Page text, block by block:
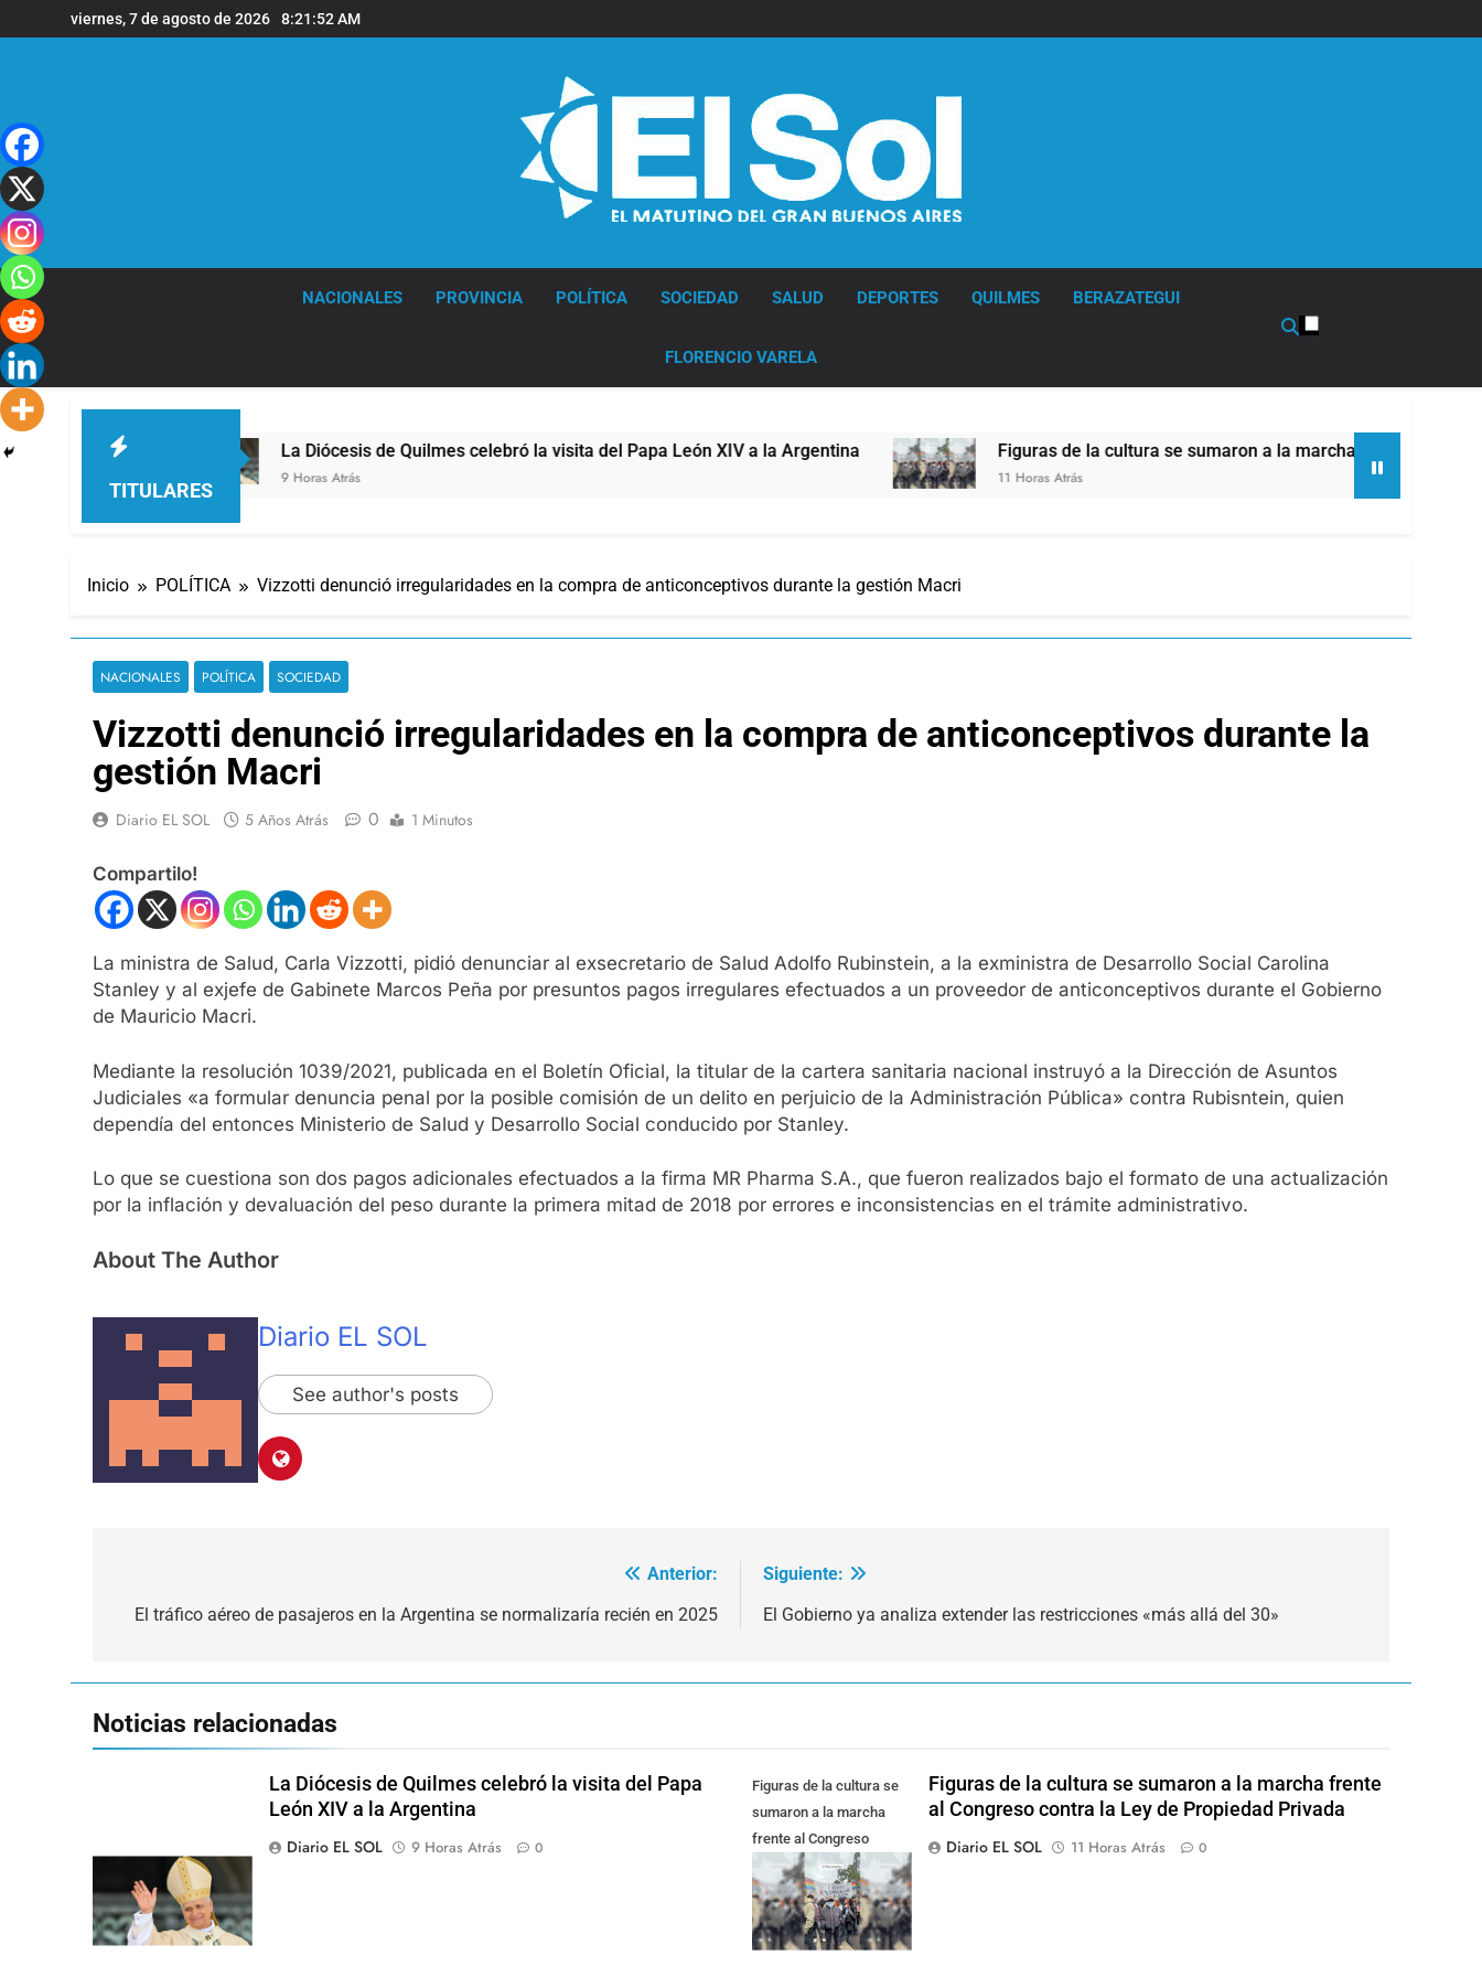
al
viernes, 7 de agosto de 2026 8:21:53 AM
NACIONALES PROVINCIA POLÍTICA SOCIEDAD SALUD DEPORTES QUILMES BERAZATEGUI
FLORENCIO VARELA
TITULARES
Quilmes La Diócesis de Quilmes celebró la visita del Papa León XIV a la Argentina
9 Horas Atrás
Figuras de la cultura se sumaron a la marcha frente al Congreso
11 Horas Atrás
Inicio POLÍTICA Vizzotti denunció irregularidades en la compra de anticonceptivos durante la gestión Macri
NACIONALES POLÍTICA SOCIEDAD
Vizzotti denunció irregularidades en la compra de anticonceptivos durante la
gestión Macri
Diario EL SOL 5 Años Atrás 0 1 Minutos
Compartilo!
La ministra de Salud, Carla Vizzotti, pidió denunciar al exsecretario de Salud Adolfo Rubinstein, a la exministra de Desarrollo Social Carolina
Stanley y al exjefe de Gabinete Marcos Peña por presuntos pagos irregulares efectuados a un proveedor de anticonceptivos durante el Gobierno
de Mauricio Macri.
Mediante la resolución 1039/2021, publicada en el Boletín Oficial, la titular de la cartera sanitaria nacional instruyó a la Dirección de Asuntos
Judiciales «a formular denuncia penal por la posible comisión de un delito en perjuicio de la Administración Pública» contra Rubisntein, quien
dependía del entonces Ministerio de Salud y Desarrollo Social conducido por Stanley.
Lo que se cuestiona son dos pagos adicionales efectuados a la firma MR Pharma S.A., que fueron realizados bajo el formato de una actualización
por la inflación y devaluación del peso durante la primera mitad de 2018 por errores e inconsistencias en el trámite administrativo.
About The Author
Diario EL SOL
See author's posts
de
Anterior:
El tráfico aéreo de pasajeros en la Argentina se normalizaría recién en 2025
Siguiente:
El Gobierno ya analiza extender las restricciones «más allá del 30»
Noticias relacionadas
La Diócesis de Quilmes celebró la visita del Papa
León XIV a la Argentina
Diario EL SOL
9 Horas Atrás 0
Figuras de la cultura se
sumaron a la marcha
frente al Congreso
contra la Ley de
Propiedad Privada
Figuras de la cultura se sumaron a la marcha frente
al Congreso contra la Ley de Propiedad Privada
Diario EL SOL
11 Horas Atrás 0